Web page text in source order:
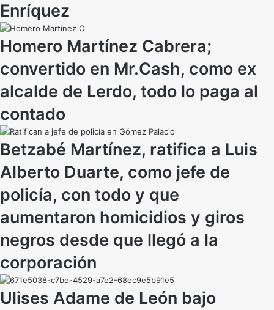
Enríquez
Homero Martínez Cabrera;
convertido en Mr.Cash, como ex
alcalde de Lerdo, todo lo paga al
contado
Betzabé Martínez, ratifica a Luis
Alberto Duarte, como jefe de
policía, con todo y que
aumentaron homicidios y giros
negros desde que llegó a la
corporación
Ulises Adame de León bajo